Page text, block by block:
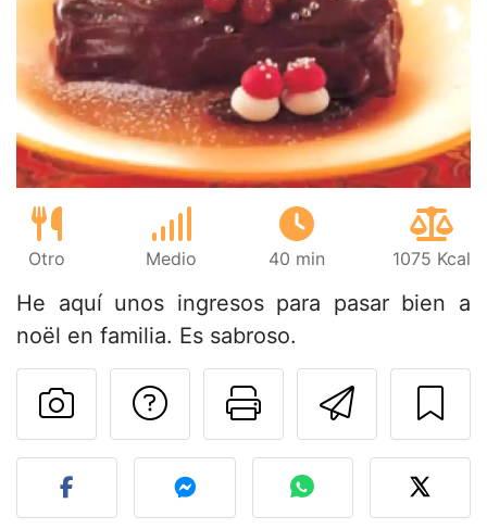
Otro Medio 40 min 1075 Kcal
He aquí unos ingresos para pasar bien a
noël en familia. Es sabroso.
Imprimir
Preguntar al autor
Publicar la foto de esta